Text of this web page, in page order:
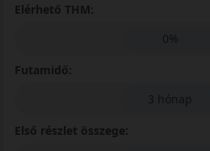
Elérhető THM:
0%
Futamidő:
3 hónap
Első részlet összege: